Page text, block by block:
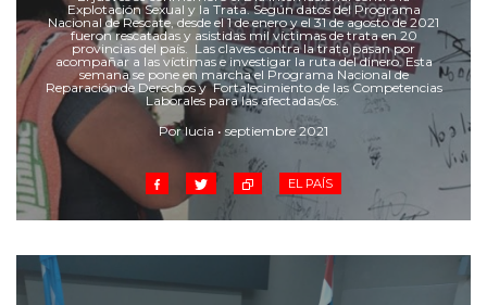
Cruz del Eje
Corredor de Ansenuza
La Carlota y zona
Laboulaye y sur
Bell Ville
Río Tercero
Despeñaderos
Explotación Sexual y la Trata. Según datos del Programa
Nacional de Rescate, desde el 1 de enero y el 31 de agosto de 2021
fueron rescatadas y asistidas mil víctimas de trata en 20
provincias del país. Las claves contra la trata pasan por
acompañar a las víctimas e investigar la ruta del dinero. Esta
semana se pone en marcha el Programa Nacional de
Reparación de Derechos y Fortalecimiento de las Competencias
Laborales para las afectadas/os.
Por lucia • septiembre 2021
EL PAÍS